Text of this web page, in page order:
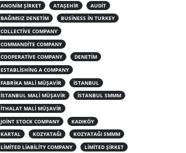
ANONIM ŞIRKET
ATAŞEHIR
AUDIT
BAĞIMSIZ DENETIM
BUSINESS IN TURKEY
COLLECTIVE COMPANY
COMMANDITE COMPANY
COOPERATIVE COMPANY
DENETIM
ESTABLISHING A COMPANY
FABRIKA MALI MÜŞAVIR
ISTANBUL
ISTANBUL MALI MÜŞAVIR
ISTANBUL SMMM
ITHALAT MALI MÜŞAVIR
JOINT STOCK COMPANY
KADIKÖY
KARTAL
KOZYATAĞI
KOZYATAĞI SMMM
LIMITED LIABILITY COMPANY
LIMITED ŞIRKET